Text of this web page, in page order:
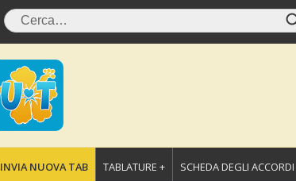
INVIA NUOVA TAB TABLATURE + SCHEDA DEGLI